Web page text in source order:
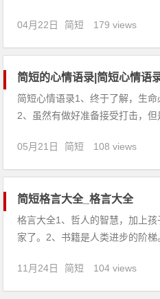
大，而是功夫深。6、有多大的思
口水与汗水，就没有成功的泪水
04月22日 简短 179 views
简短的心情语录|简短心情语
简短心情语录1、终于了解，生命
2、虽然有做好准备接受打击，
心房渐渐停止跳动。5、爲什麽我
6、到今天才发现，我的世界里
05月21日 简短 108 views
简短格言大全_格言大全
格言大全1、哲人的智慧，加上
家了。2、书籍是人类进步的阶
担心不能成才的。5、骄傲自满是
且，这个陷阱是我们自己亲手挖
11月24日 简短 104 views